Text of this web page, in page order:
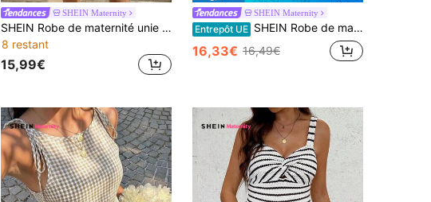
SHEIN Maternity
SHEIN Robe de maternité unie minimaliste sans manches décontractée
8 restant
15,99€
SHEIN Maternity
Entrepôt UE SHEIN Robe de maternité ajustée à épaules dénudées avec imprimé floral et bordure à volants pour les vacances
16,33€ 16,49€